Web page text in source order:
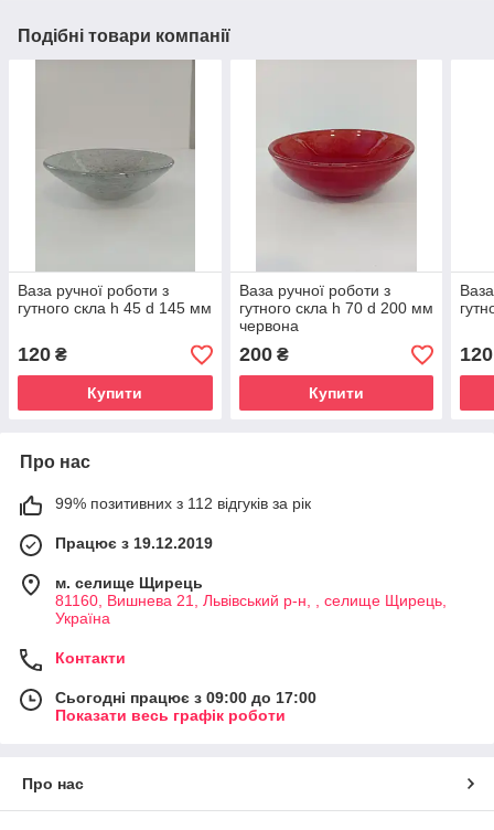
Подібні товари компанії
Ваза ручної роботи з
гутного скла h 45 d 145 мм
120 ₴
Купити
Ваза ручної роботи з
гутного скла h 70 d 200 мм
червона
200₴
Купити
120
Про нас
99% позитивних з 112 відгуків за рік
Працює з 19.12.2019
м. селище Щирець
81160, Вишнева 21, Львівський р-н, , селище Щирець,
Україна
Контакти
Сьогодні працює з 09:00 до 17:00
Показати весь графік роботи
Про нас